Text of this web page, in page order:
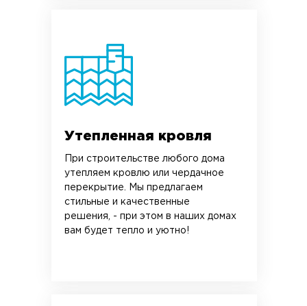
При строительстве любого дома
утепляем кровлю или чердачное
перекрытие. Мы предлагаем
стильные и качественные
решения, - при этом в наших домах
вам будет тепло и уютно!
Утепленная кровля